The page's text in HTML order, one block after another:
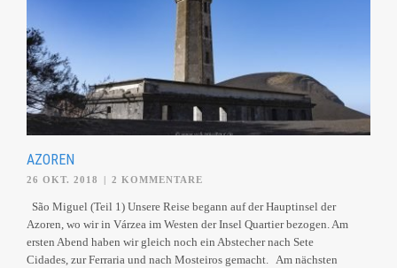
AZOREN
26 OKT. 2018 2 KOMMENTARE
São Miguel (Teil 1) Unsere Reise begann auf der Hauptinsel der
Azoren, wo wir in Várzea im Westen der Insel Quartier bezogen. Am
ersten Abend haben wir gleich noch ein Abstecher nach Sete
Cidades, zur Ferraria und nach Mosteiros gemacht. Am nächsten